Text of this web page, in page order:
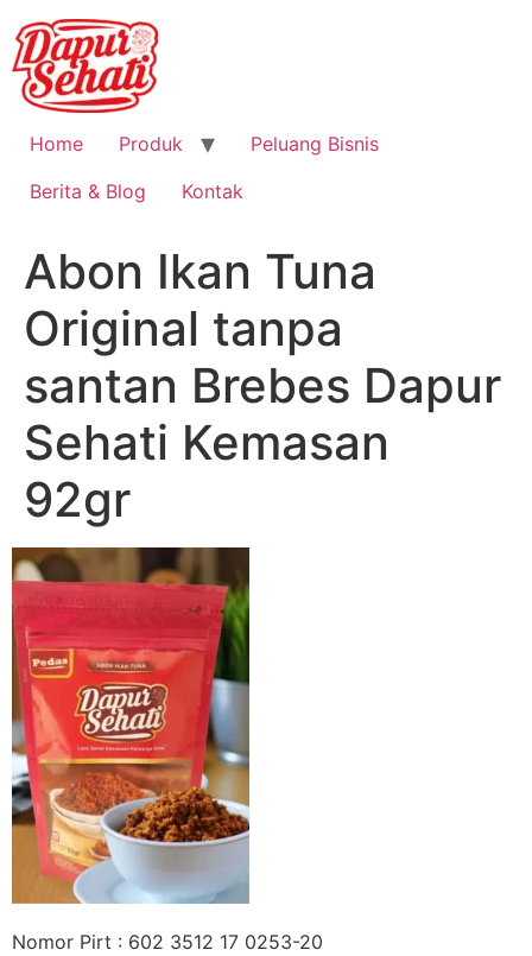
Home Produk
Peluang Bisnis
Berita & Blog
Kontak
Abon Ikan Tuna
Original tanpa
santan Brebes Dapur
Sehati Kemasan
92gr
Nomor Pirt : 602 3512 17 0253-20